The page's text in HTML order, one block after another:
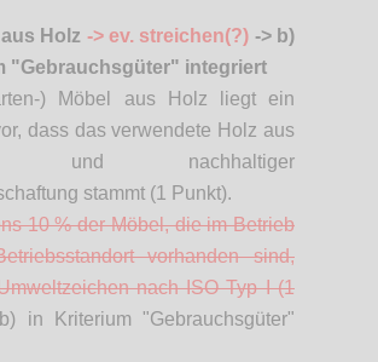
Holz -> ev. streichen(?) -> b)
"Gebrauchsgüter" integriert
) Möbel aus Holz liegt ein
dass das verwendete Holz aus
und nachhaltiger
stammt (1 Punkt).
10 % der Möbel, die im Betrieb
vorhanden sind,
nach ISO Typ I (1
in Kriterium "Gebrauchsgüter"